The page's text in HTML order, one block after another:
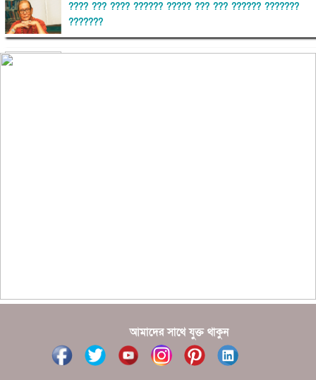
???? ??? ???? ?????? ????? ??? ??? ?????? ???????
???????
?????? ????? ?????? ???? ???? ?????
আমাদের সাথে যুক্ত থাকুন